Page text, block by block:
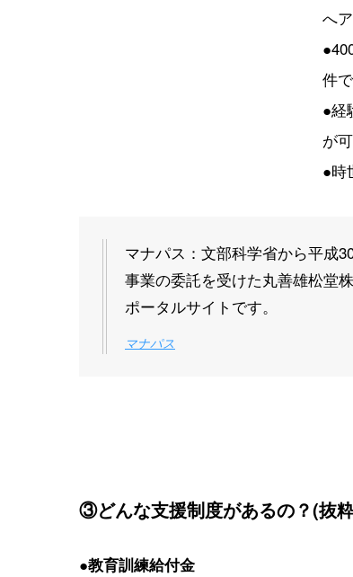
へ
件
●経
が可
●時
マナパス：文部科学省から平成
事業の委託を受けた丸善雄松堂
ポータルサイトです。
マナパス
③どんな支援制度があるの？(抜
●教育訓練給付金